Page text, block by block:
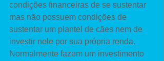
condições financeiras de se sustentar
mas não possuem condições de
sustentar um plantel de cães nem de
investir nele por sua própria renda.
Normalmente fazem um investimento